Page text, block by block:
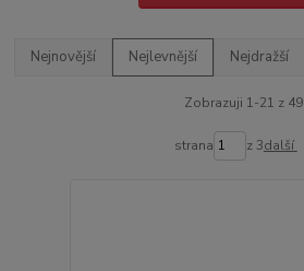
Nejnovější Nejlevnější Nejdražší
Zobrazuji 1-21 z 49
strana z 3další